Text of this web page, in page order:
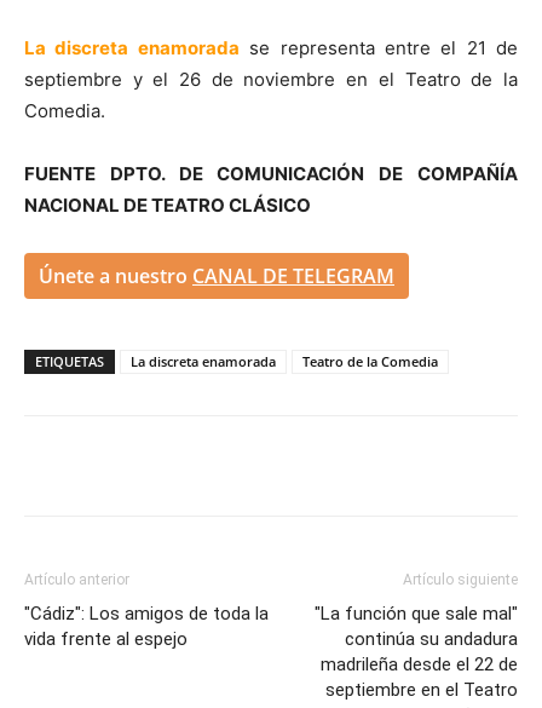
La discreta enamorada se representa entre el 21 de
septiembre y el 26 de noviembre en el Teatro de la
Comedia.
FUENTE DPTO. DE COMUNICACIÓN DE COMPAÑÍA
NACIONAL DE TEATRO CLÁSICO
Únete a nuestro CANAL DE TELEGRAM
ETIQUETAS La discreta enamorada Teatro de la Comedia
Artículo anterior
"Cádiz": Los amigos de toda la
vida frente al espejo
Artículo siguiente
"La función que sale mal"
continúa su andadura
madrileña desde el 22 de
septiembre en el Teatro